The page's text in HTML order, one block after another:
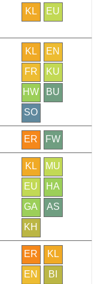
KL EU
KL
EN
FR
KU
HW
BU
SO
ER FW
KL
MU
EU
HA
GA
AS
KH
ER
KL
EN
BI